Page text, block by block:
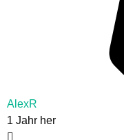
AlexR
1 Jahr her